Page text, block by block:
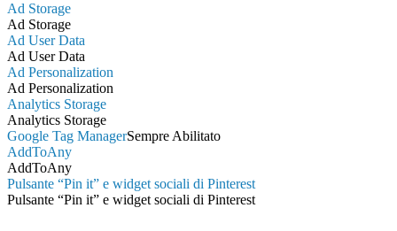
Ad Storage
Ad Storage
Ad User Data
Ad User Data
Ad Personalization
Ad Personalization
Analytics Storage
Analytics Storage
Google Tag ManagerSempre Abilitato
AddToAny
AddToAny
Pulsante “Pin it” e widget sociali di Pinterest
Pulsante “Pin it” e widget sociali di Pinterest